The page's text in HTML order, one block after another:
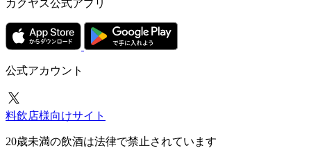
カクヤス公式アプリ
公式アカウント
料飲店様向けサイト
20歳未満の飲酒は法律で禁止されています